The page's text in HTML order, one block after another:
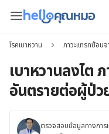
โรคเบาหวาน ภาวะแทรกซ้อนจ
เบาหวานลงไต
อันตรายต่อผู้ป่ว
ตรวจสอบข้อมูลทางการ